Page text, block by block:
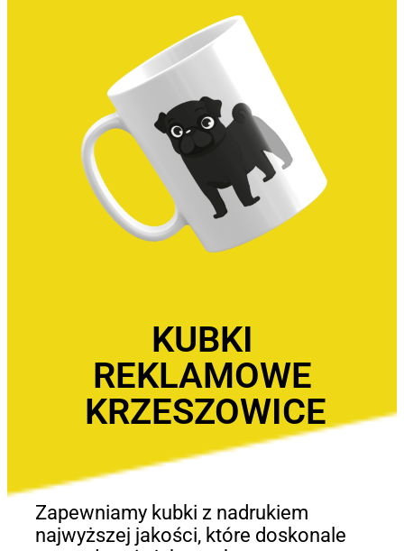
KUBKI
REKLAMOWE
KRZESZOWICE
Zapewniamy kubki z nadrukiem
najwyższej jakości, które doskonale